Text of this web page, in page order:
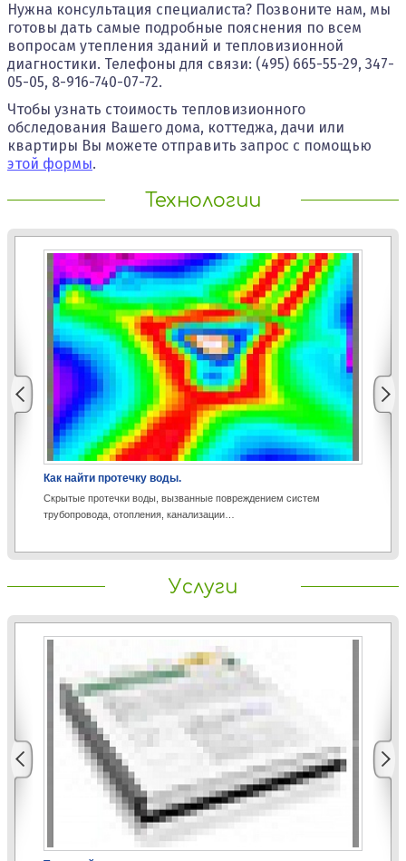
Нужна консультация специалиста? Позвоните нам, мы
готовы дать самые подробные пояснения по всем
вопросам утепления зданий и тепловизионной
диагностики. Телефоны для связи: (495) 665-55-29, 347-
05-05, 8-916-740-07-72.
Чтобы узнать стоимость тепловизионного
обследования Вашего дома, коттеджа, дачи или
квартиры Вы можете отправить запрос с помощью
этой формы.
Технологии
Как найти протечку воды.
Скрытые протечки воды, вызванные повреждением систем
трубопровода, отопления, канализации…
Услуги